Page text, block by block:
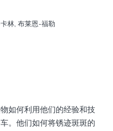
林, 布莱恩-福勒
如何利用他们的经验和技
。他们如何将锈迹斑斑的